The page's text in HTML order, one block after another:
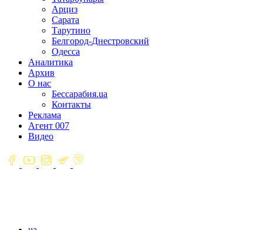
Арциз
Сарата
Тарутино
Белгород-Днестровский
Одесса
Аналитика
Архив
О нас
Бессарабия.ua
Контакты
Реклама
Агент 007
Видео